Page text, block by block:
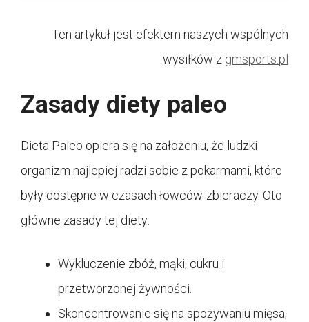
Ten artykuł jest efektem naszych wspólnych
wysiłków z gmsports.pl
Zasady diety paleo
Dieta Paleo opiera się na założeniu, że ludzki
organizm najlepiej radzi sobie z pokarmami, które
były dostępne w czasach łowców-zbieraczy. Oto
główne zasady tej diety:
Wykluczenie zbóż, mąki, cukru i
przetworzonej żywności.
Skoncentrowanie się na spożywaniu mięsa,